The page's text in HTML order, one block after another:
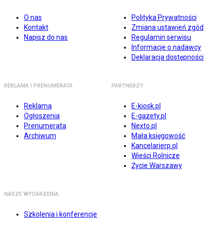
O nas
Kontakt
Napisz do nas
Polityka Prywatności
Zmiana ustawień zgód
Regulamin serwisu
Informacje o nadawcy
Deklaracja dostępności
REKLAMA I PRENUMERATA
Reklama
Ogłoszenia
Prenumerata
Archiwum
PARTNERZY
E-kiosk.pl
E-gazety.pl
Nexto.pl
Mała księgowość
Kancelarierp.pl
Wieści Rolnicze
Życie Warszawy
NASZE WYDARZENIA
Szkolenia i konferencje